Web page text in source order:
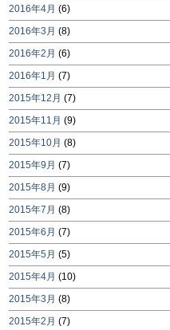
2016年4月 (6)
2016年3月 (8)
2016年2月 (6)
2016年1月 (7)
2015年12月 (7)
2015年11月 (9)
2015年10月 (8)
2015年9月 (7)
2015年8月 (9)
2015年7月 (8)
2015年6月 (7)
2015年5月 (5)
2015年4月 (10)
2015年3月 (8)
2015年2月 (7)